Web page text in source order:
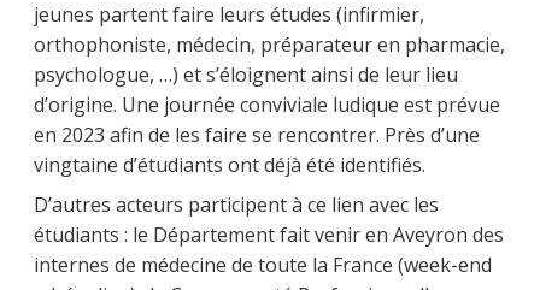
jeunes partent faire leurs études (infirmier,
orthophoniste, médecin, préparateur en pharmacie,
psychologue, …) et s’éloignent ainsi de leur lieu
d’origine. Une journée conviviale ludique est prévue
en 2023 afin de les faire se rencontrer. Près d’une
vingtaine d’étudiants ont déjà été identifiés.
D’autres acteurs participent à ce lien avec les
étudiants : le Département fait venir en Aveyron des
internes de médecine de toute la France (week-end